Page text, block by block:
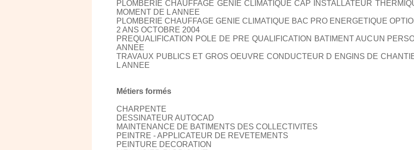
PLOMBERIE CHAUFFAGE GENIE CLIMATIQUE CAP INSTALLATEUR
MOMENT DE L ANNEE
PLOMBERIE CHAUFFAGE GENIE CLIMATIQUE BAC PRO ENERGETIQUE
2 ANS OCTOBRE 2004
PREQUALIFICATION POLE DE PRE QUALIFICATION BATIMENT AUCUN
ANNEE
TRAVAUX PUBLICS ET GROS OEUVRE CONDUCTEUR D ENGINS DE
L ANNEE
Métiers formés
CHARPENTE
DESSINATEUR AUTOCAD
MAINTENANCE DE BATIMENTS DES COLLECTIVITES
PEINTRE - APPLICATEUR DE REVETEMENTS
PEINTURE DECORATION